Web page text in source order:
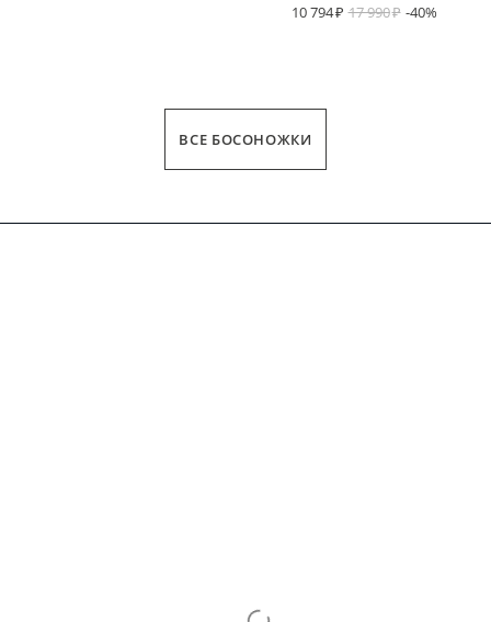
10 794
17 990 -40%
ВСЕ БОСОНОЖКИ